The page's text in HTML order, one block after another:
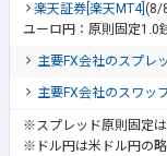
楽天証券[楽天MT4] (8/
ユーロ円：原則固定1.0
主要FX会社のスプレ
主要FX会社のスワッ
※スプレッド原則固定
※ドル円は米ドル円の略